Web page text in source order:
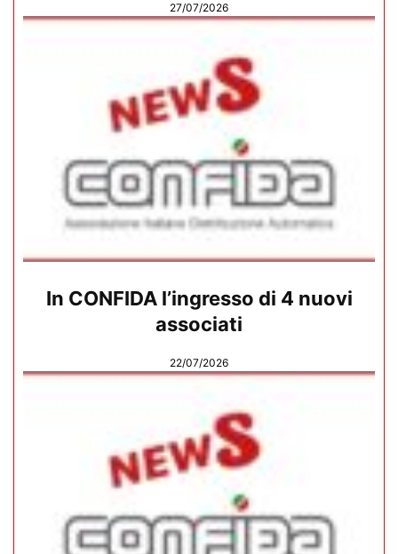
27/07/2026
In CONFIDA l’ingresso di 4 nuovi
associati
22/07/2026